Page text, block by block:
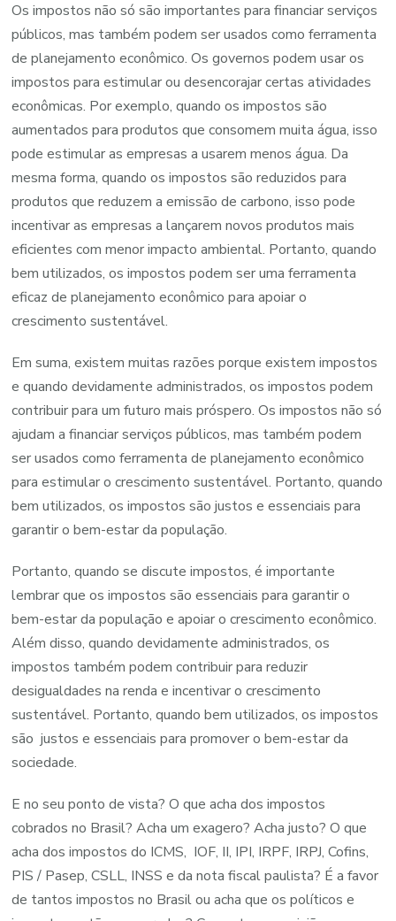
Os impostos não só são importantes para financiar serviços
públicos, mas também podem ser usados como ferramenta
de planejamento econômico. Os governos podem usar os
impostos para estimular ou desencorajar certas atividades
econômicas. Por exemplo, quando os impostos são
aumentados para produtos que consomem muita água, isso
pode estimular as empresas a usarem menos água. Da
mesma forma, quando os impostos são reduzidos para
produtos que reduzem a emissão de carbono, isso pode
incentivar as empresas a lançarem novos produtos mais
eficientes com menor impacto ambiental. Portanto, quando
bem utilizados, os impostos podem ser uma ferramenta
eficaz de planejamento econômico para apoiar o
crescimento sustentável.
Em suma, existem muitas razões porque existem impostos
e quando devidamente administrados, os impostos podem
contribuir para um futuro mais próspero. Os impostos não só
ajudam a financiar serviços públicos, mas também podem
ser usados como ferramenta de planejamento econômico
para estimular o crescimento sustentável. Portanto, quando
bem utilizados, os impostos são justos e essenciais para
garantir o bem-estar da população.
Portanto, quando se discute impostos, é importante
lembrar que os impostos são essenciais para garantir o
bem-estar da população e apoiar o crescimento econômico.
Além disso, quando devidamente administrados, os
impostos também podem contribuir para reduzir
desigualdades na renda e incentivar o crescimento
sustentável. Portanto, quando bem utilizados, os impostos
são justos e essenciais para promover o bem-estar da
sociedade.
E no seu ponto de vista? O que acha dos impostos
cobrados no Brasil? Acha um exagero? Acha justo? O que
acha dos impostos do ICMS, IOF, II, IPI, IRPF, IRPJ, Cofins,
PIS / Pasep, CSLL, INSS e da nota fiscal paulista? É a favor
de tantos impostos no Brasil ou acha que os políticos e